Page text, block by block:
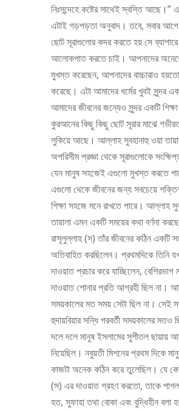
নিঃসন্দেহে কষ্টের সাথেই স্বস্তি
এটাই গড়পড়তা অনুবাদ। তবে, সবার আগে
ছোট সূরাগুলোর কদর করতে হয় সে ব্যাপারে
আলোকপাত করতে চাই। আপনাদের
মুখস্ত করেছেন, আপনাদের বাচ্চারাও
করেছে। এটা আমাদের ধর্মের খুবই সুন্দর
আমাদের জীবনের জন্যেও সুন্দর একটি
কুরআনের কিছু কিছু ছোট সূরার মাঝে
লুকিয়ে আছে। আল্লাহ সুবহানাহু ওয়া
অপরিসীম প্রজ্ঞা থেকে সূরাগুলোকে
যেন মানুষ সহজেই এগুলো মুখস্ত করতে
এগুলো থেকে জীবনের জন্য সবচেয়ে
শিক্ষা সহজে মনে রাখতে পারে। আল্লাহ
তায়ালা এমন একটি সময়ের কথা বর্ণনা
রাসূলুল্লাহ (স) তাঁর জীবনের কঠিন একটি
অতিবাহিত করছিলেন। প্রথমদিকে তিনি
দাওয়াত প্রচার করে যাচ্ছিলেন,
দাওয়াত শোনার প্রতি আগ্রহী ছিল না।
সময়কালের মত সময় সেটা ছিল না। সেই
হুদায়বিয়ার সন্ধি পরবর্তী সময়কালের মতও
দলে দলে মানুষ ইসলামের সুশীতল ছায়ায়
নিয়েছিল। নবুয়তী মিশনের প্রথম দিকে
কাজটা অনেক কঠিন করে তুলেছিল। যে
(স) এর দাওয়াত গ্রহণ করতো, তাকে
হত, সুফাহা তথা বোকা এবং বুদ্ধিহীন বলা